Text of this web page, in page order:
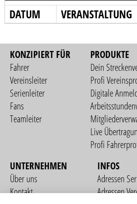
DATUM VERANSTALTUNG
KONZIPIERT FÜR
Fahrer
Vereinsleiter
Serienleiter
Fans
Teamleiter
PRODUKTE
Dein
Profi
Digitale
Live
Profi
UNTERNEHMEN
Über uns
Kontakt
INFOS
Adressen
Adressen